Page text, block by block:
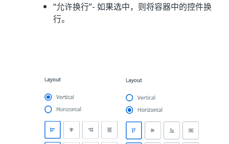
“允许换行”- 如果选中，则将容器中的控件换
行。